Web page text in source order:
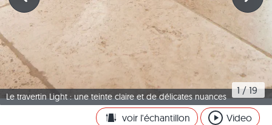
Le travertin Light : une teinte claire et de délicates nuances
1 / 19
voir l'échantillon Video